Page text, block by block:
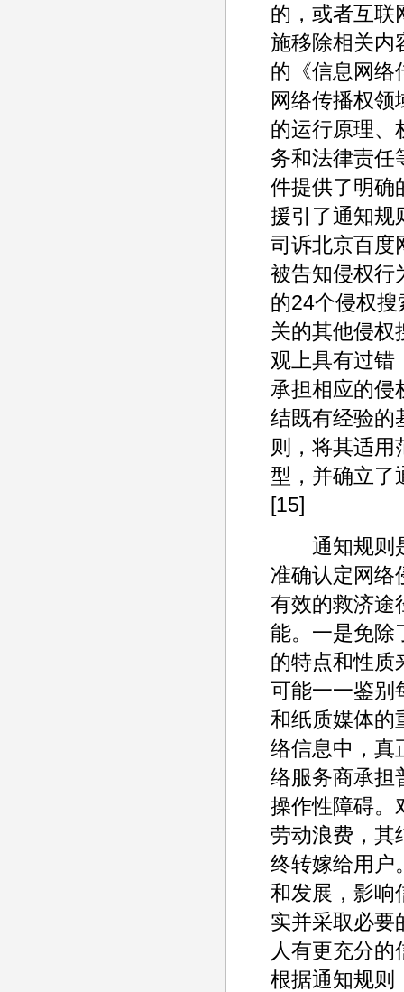
的，或者互联
施移除相关内
的《信息网络
网络传播权领
的运行原理、
务和法律责任
件提供了明确
援引了通知规
司诉北京百度
被告知侵权行
的24个侵权
关的其他侵权
观上具有过错
承担相应的侵
结既有经验的
则，将其适用
型，并确立了
[15]
通知规则是
准确认定网络
有效的救济途
能。一是免除
的特点和性质
可能一一鉴别
和纸质媒体的
络信息中，真
络服务商承担
操作性障碍。
劳动浪费，其
终转嫁给用户
和发展，影响
实并采取必要
人有更充分
根据通知规则